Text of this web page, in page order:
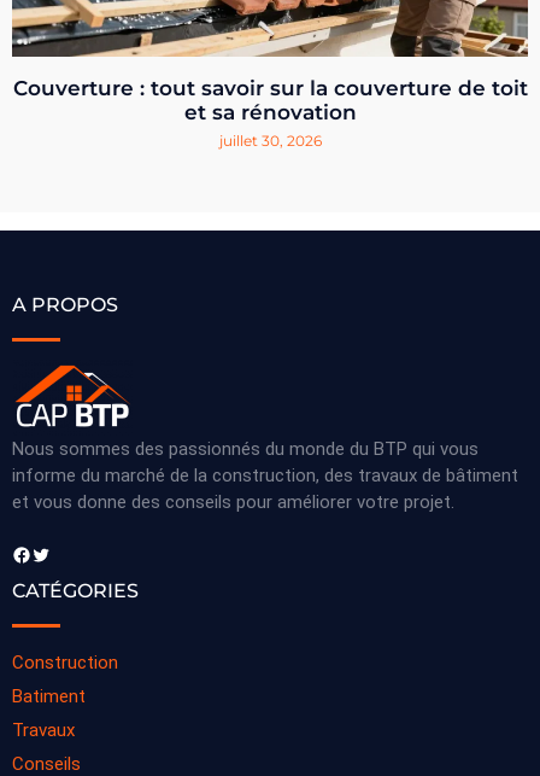
Couverture : tout savoir sur la couverture de toit
et sa rénovation
juillet 30, 2026
A PROPOS
Nous sommes des passionnés du monde du BTP qui vous
informe du marché de la construction, des travaux de bâtiment
et vous donne des conseils pour améliorer votre projet.
Facebook Twitter
CATÉGORIES
Construction
Batiment
Travaux
Conseils